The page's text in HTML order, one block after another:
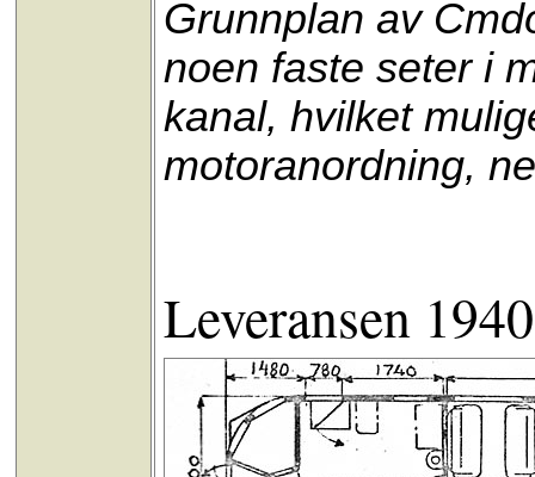
Grunnplan av
noen faste seter i
kanal, hvilket
motoranordning,
Leveransen